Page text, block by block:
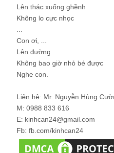
Lên thác xuống ghềnh
Không lo cực nhọc
Con ơi, ...
Lên đường
Không bao giờ nhỏ bé được
Nghe con.
Liên hệ: Mr. Nguyễn Hùng
M: 0988 833 616
E: kinhcan24@gmail.com
Fb: fb.com/kinhcan24